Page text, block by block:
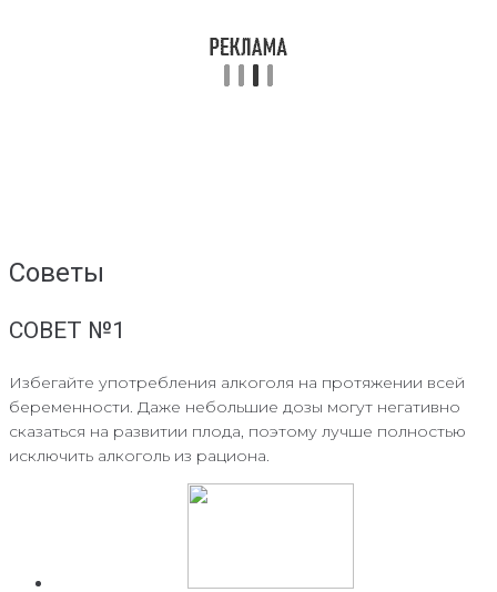
Советы
СОВЕТ №1
Избегайте употребления алкоголя на протяжении всей
беременности. Даже небольшие дозы могут негативно
сказаться на развитии плода, поэтому лучше полностью
исключить алкоголь из рациона.